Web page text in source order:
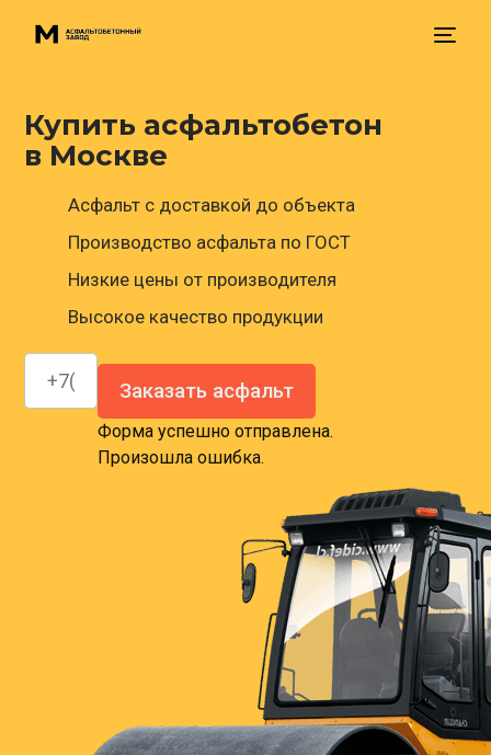
Главная
Доставка
Цена
Купить асфальтобетон
в Москве
Асфальт с доставкой до объекта
Производство асфальта по ГОСТ
Низкие цены от производителя
Высокое качество продукции
Заказать асфальт
Форма успешно отправлена.
Произошла ошибка.